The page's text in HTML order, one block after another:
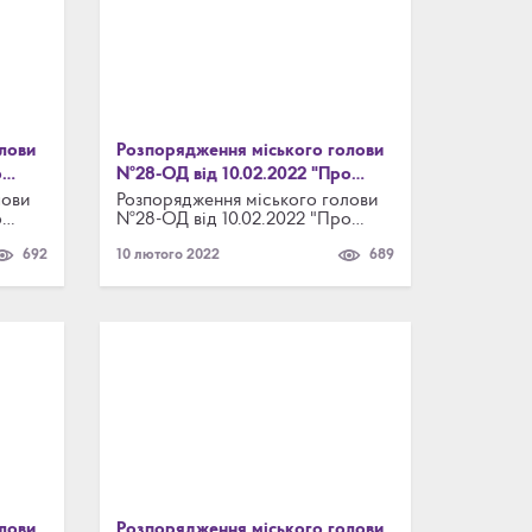
№
№
692
Розпорядження міського голови
№28-ОД від 10.02.2022 "Про
утворення комісії для перевірки
відповідності нерухомого майна
проектній документації та
Розпорядження міського голови
№28-ОД від 10.02.2022 "Про
відповідності нерухомого майна
10 лютого 2022 689